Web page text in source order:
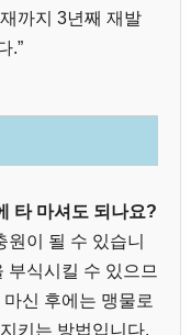
까지 3년째 재발
.”
타 마셔도 되나요?
이 될 수 있습니
부식시킬 수 있으므
신 후에는 맹물로
키는 방법입니다.